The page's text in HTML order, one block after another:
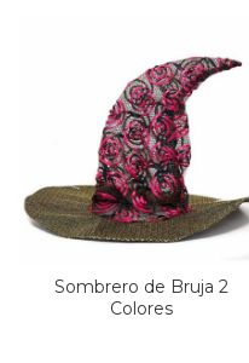
Sombrero de Bruja 2
Colores